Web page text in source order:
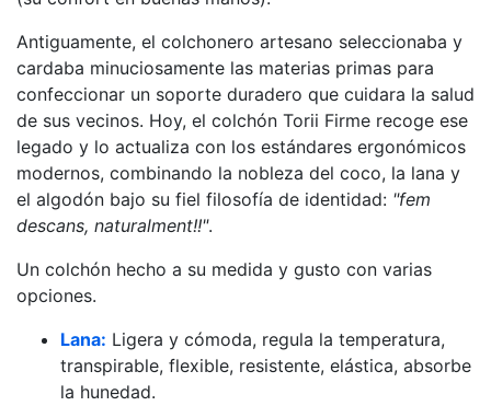
Antiguamente, el colchonero artesano seleccionaba y
cardaba minuciosamente las materias primas para
confeccionar un soporte duradero que cuidara la salud
de sus vecinos. Hoy, el colchón Torii Firme recoge ese
legado y lo actualiza con los estándares ergonómicos
modernos, combinando la nobleza del coco, la lana y
el algodón bajo su fiel filosofía de identidad: "fem
descans, naturalment!!".
Un colchón hecho a su medida y gusto con varias
opciones.
Lana: Ligera y cómoda, regula la temperatura,
transpirable, flexible, resistente, elástica, absorbe
la hunedad.